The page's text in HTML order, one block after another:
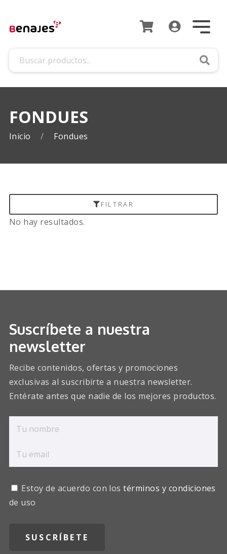
FONDUES
Inicio Fondues
FILTRAR
No hay resultados.
Suscríbete a nuestra
newsletter
Recibe contenidos, ofertas y promociones
exclusivas al suscribirte a nuestra newsletter.
Entérate antes que nadie de los mejores productos.
Estoy de acuerdo con lostérminos y condiciones
de uso